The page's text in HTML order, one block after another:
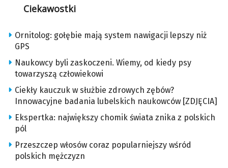
Ciekawostki
Ornitolog: gołębie mają system nawigacji lepszy niż
GPS
Naukowcy byli zaskoczeni. Wiemy, od kiedy psy
towarzyszą człowiekowi
Ciekły kauczuk w służbie zdrowych zębów?
Innowacyjne badania lubelskich naukowców [ZDJĘCIA]
Ekspertka: największy chomik świata znika z polskich
pól
Przeszczep włosów coraz popularniejszy wśród
polskich mężczyzn